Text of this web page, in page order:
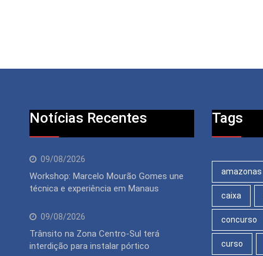
Notícias Recentes
09/08/2026
Workshop: Marcelo Mourão Gomes une
técnica e experiência em Manaus
09/08/2026
Trânsito na Zona Centro-Sul terá
interdição para instalar pórtico
Tags
amazonas
caixa
concurso
curso